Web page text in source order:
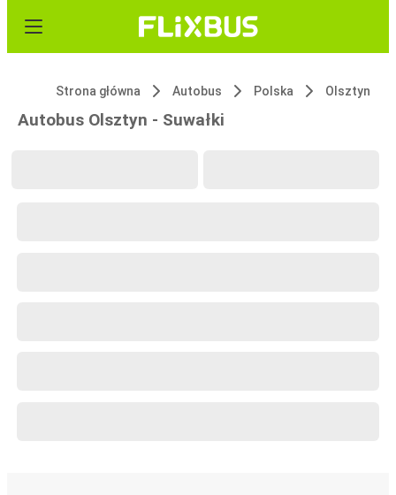
Strona główna Autobus Polska Olsztyn
Autobus Olsztyn - Suwałki